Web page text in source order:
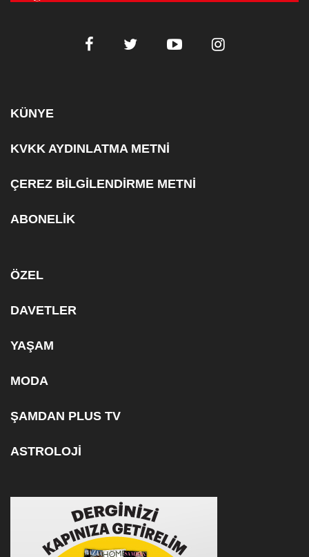
KÜNYE
KVKK AYDINLATMA METNİ
ÇEREZ BİLGİLENDİRME METNİ
ABONELİK
ÖZEL
DAVETLER
YAŞAM
MODA
ŞAMDAN PLUS TV
ASTROLOJİ